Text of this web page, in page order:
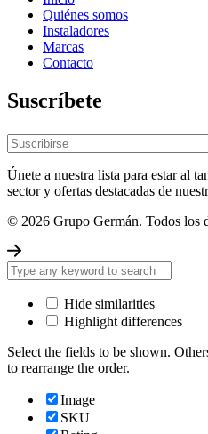
Quiénes somos
Instaladores
Marcas
Contacto
Suscríbete
Únete a nuestra lista para estar al
sector y ofertas destacadas de
© 2026 Grupo Germán. Todos los
Hide similarities
Highlight differences
Select the fields to be shown.
to rearrange the order.
Image
SKU